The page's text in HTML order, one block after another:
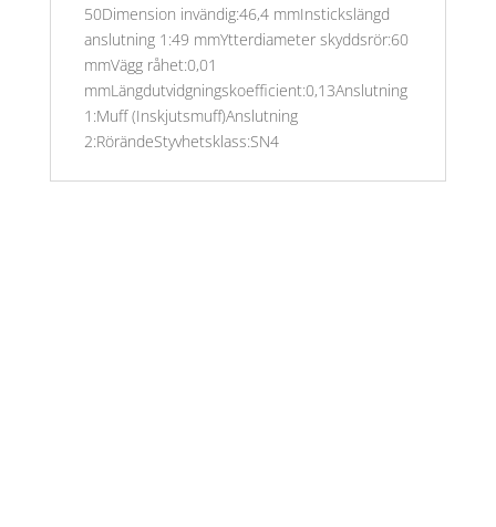
50Dimension invändig:46,4 mmInstickslängd
anslutning 1:49 mmYtterdiameter skyddsrör:60
mmVägg råhet:0,01
mmLängdutvidgningskoefficient:0,13Anslutning
1:Muff (Inskjutsmuff)Anslutning
2:RörändeStyvhetsklass:SN4